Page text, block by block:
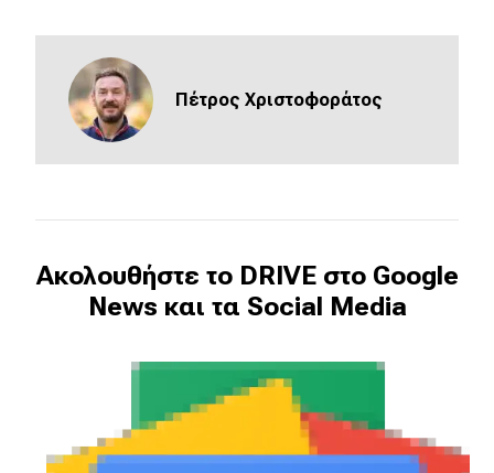
DRIVE USED
Πέτρος Χριστοφοράτος
Ακολουθήστε το DRIVE στο Google
News και τα Social Media